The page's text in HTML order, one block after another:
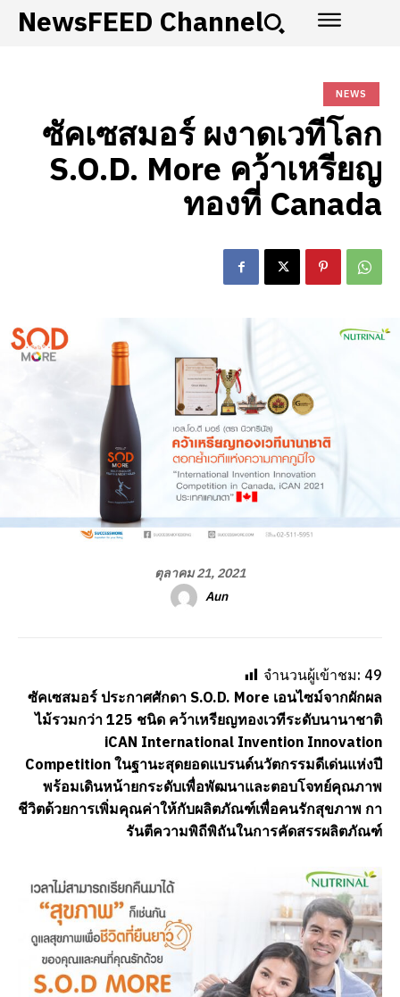
NewsFEED Channel
NEWS
ซัคเซสมอร์ ผงาดเวทีโลก
S.O.D. More คว้าเหรียญ
ทองที่ Canada
ตุลาคม 21, 2021
Aun
จำนวนผู้เข้าชม: 49
ซัคเซสมอร์ ประกาศศักดาS.O.D. More เอนไซม์จากผักผล
ไม้รวมกว่า 125 ชนิด คว้าเหรียญทองเวทีระดับนานาชาติ
iCAN International Invention Innovation
Competition ในฐานะสุดยอดแบรนด์นวัตกรรมดีเด่นแห่งปี
พร้อมเดินหน้ายกระดับเพื่อพัฒนาและตอบโจทย์คุณภาพ
ชีวิตด้วยการเพิ่มคุณค่าให้กับผลิตภัณฑ์เพื่อคนรักสุขภาพ กา
รันตีความพิถีพิถันในการคัดสรรผลิตภัณฑ์